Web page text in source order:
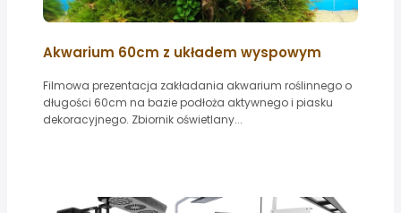
Akwarium 60cm z układem wyspowym
Filmowa prezentacja zakładania akwarium roślinnego o
długości 60cm na bazie podłoża aktywnego i piasku
dekoracyjnego. Zbiornik oświetlany...